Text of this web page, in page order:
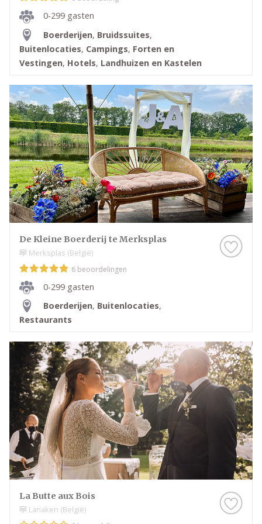
0-299 gasten
Boerderijen, Bruidssuites,
Buitenlocaties, Campings, Forten en
Vestingen, Hotels, Landhuizen en Kastelen
De Kleine Boerderij te Merksplas
Merksplas (België)
6 beoordelingen
0-299 gasten
Boerderijen, Buitenlocaties,
Restaurants
La Butte aux Bois
Lanaken (België)